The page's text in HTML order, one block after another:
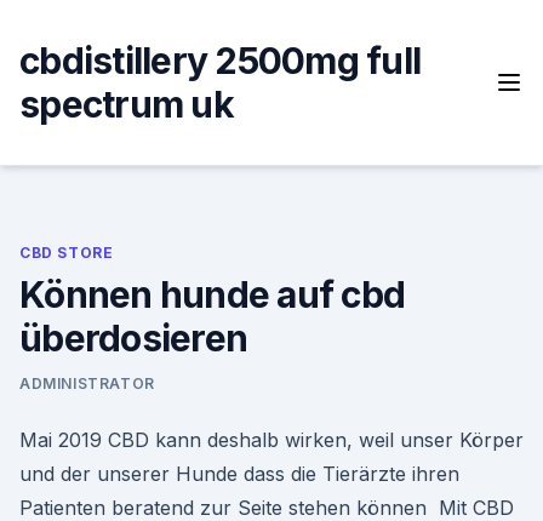
content
cbdistillery 2500mg full
spectrum uk
CBD STORE
Können hunde auf cbd
überdosieren
ADMINISTRATOR
Mai 2019 CBD kann deshalb wirken, weil unser Körper
und der unserer Hunde dass die Tierärzte ihren
Patienten beratend zur Seite stehen können Mit CBD